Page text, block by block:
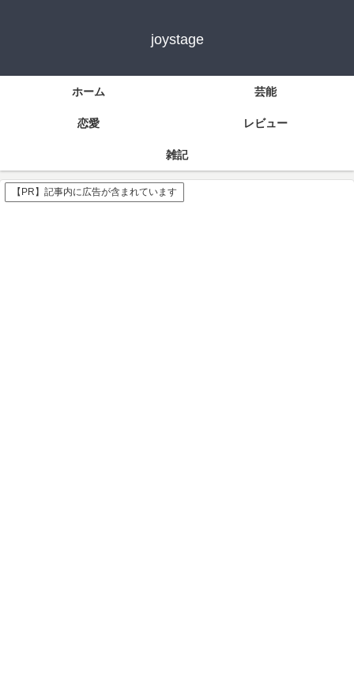
joystage
ホーム 芸能
恋愛 レビュー
雑記
【PR】記事内に広告が含まれています